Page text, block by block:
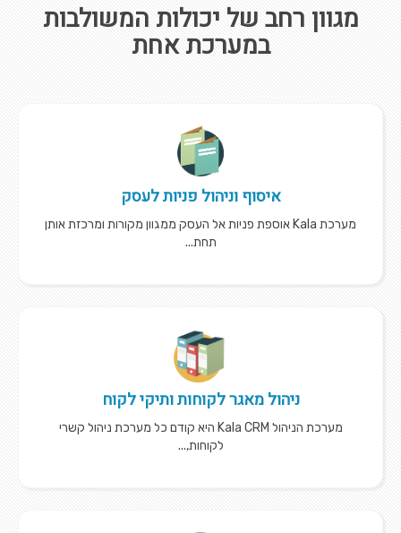
מגוון רחב של יכולות המשולבות
במערכת אחת
איסוף וניהול פניות לעסק
מערכת Kala אוספת פניות אל העסק ממגוון מקורות ומרכזת אותן
תחת...
ניהול מאגר לקוחות ותיקי לקוח
מערכת הניהול Kala CRM היא קודם כל מערכת ניהול קשרי
לקוחות,...